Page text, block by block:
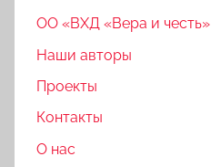
ОО «ВХД «Вера и честь»
Наши авторы
Проекты
Контакты
О нас